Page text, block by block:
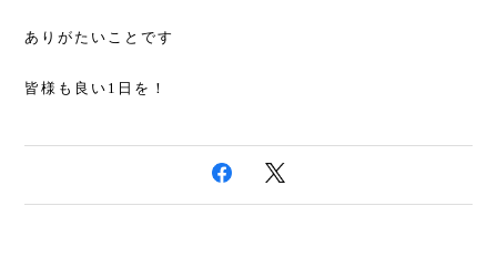
ありがたいことです
皆様も良い1日を！